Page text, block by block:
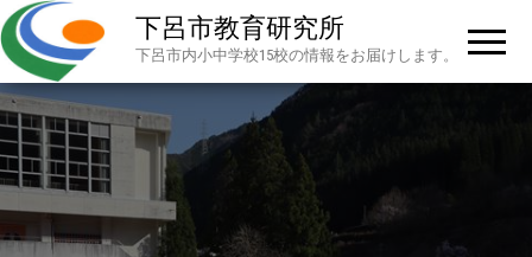
下呂市教育研究所
下呂市内小中学校15校の情報をお届けします。